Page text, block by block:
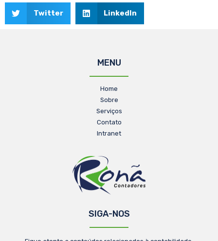
Twitter LinkedIn
MENU
Home
Sobre
Serviços
Contato
Intranet
SIGA-NOS